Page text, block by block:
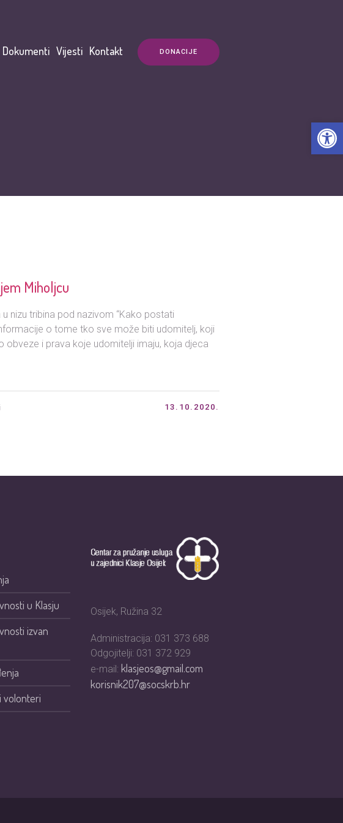
DONACIJE
Dokumenti Vijesti Kontakt
Miholjcu
nizu tribina pod nazivom “Kako postati
o tome tko sve može biti udomitelj, koji
obveze i prava koje udomitelji imaju, koja djeca
13.10.2020.
u Klasju
izvan
volonteri
Osijek, Ružina 32
Administracija: 031 373 688
Odgojitelji: 031 372 929
e-mail: klasjeos@gmail.com
korisnik207@socskrb.hr